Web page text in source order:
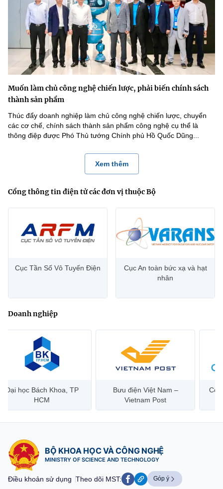
Muốn làm chủ công nghệ chiến lược, phải biến chính sách
thành sản phẩm
Thúc đẩy doanh nghiệp làm chủ công nghệ chiến lược, chuyển
các cơ chế, chính sách thành sản phẩm công nghệ cụ thể là
thông điệp được Phó Thủ tướng Chính phủ Hồ Quốc Dũng...
Xem thêm
Cổng thông tin điện tử các đơn vị thuộc Bộ
Cục Tần Số Vô Tuyến Điện
Cục An toàn bức xạ và hạt
nhân
Doanh nghiệp
Đại học Bách Khoa, TP
HCM
Bưu điện Việt Nam –
Vietnam Post
BỘ KHOA HỌC VÀ CÔNG NGHỆ
MINISTRY OF SCIENCE AND TECHNOLOGY
Điều khoản sử dụng Theo dõi MST: Góp ý